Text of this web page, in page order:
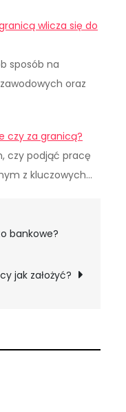
wlicza się do
sposób na
oraz
czy za granicą?
czy podjąć pracę
z kluczowych…
bankowe?
jak założyć?